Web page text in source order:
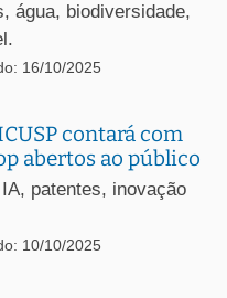
água, biodiversidade,
16/10/2025
contará com
abertos ao público
patentes, inovação
10/10/2025